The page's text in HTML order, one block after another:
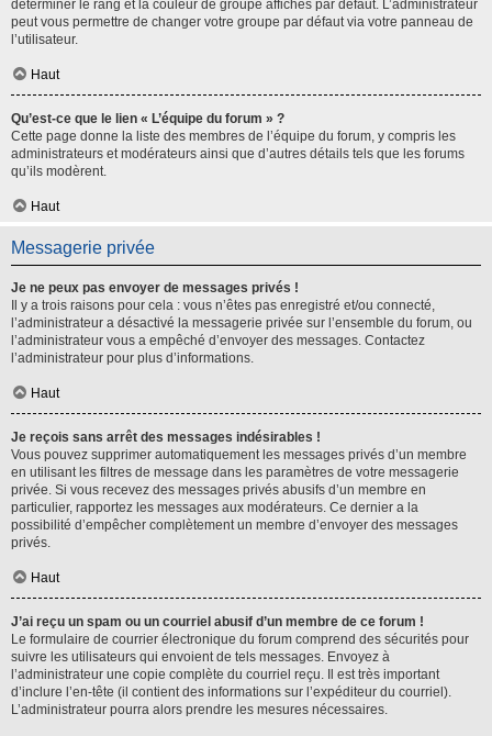
déterminer le rang et la couleur de groupe affichés par défaut. L’administrateur
peut vous permettre de changer votre groupe par défaut via votre panneau de
l’utilisateur.
Haut
Qu’est-ce que le lien « L’équipe du forum » ?
Cette page donne la liste des membres de l’équipe du forum, y compris les
administrateurs et modérateurs ainsi que d’autres détails tels que les forums
qu’ils modèrent.
Haut
Messagerie privée
Je ne peux pas envoyer de messages privés !
Il y a trois raisons pour cela : vous n’êtes pas enregistré et/ou connecté,
l’administrateur a désactivé la messagerie privée sur l’ensemble du forum, ou
l’administrateur vous a empêché d’envoyer des messages. Contactez
l’administrateur pour plus d’informations.
Haut
Je reçois sans arrêt des messages indésirables !
Vous pouvez supprimer automatiquement les messages privés d’un membre
en utilisant les filtres de message dans les paramètres de votre messagerie
privée. Si vous recevez des messages privés abusifs d’un membre en
particulier, rapportez les messages aux modérateurs. Ce dernier a la
possibilité d’empêcher complètement un membre d’envoyer des messages
privés.
Haut
J’ai reçu un spam ou un courriel abusif d’un membre de ce forum !
Le formulaire de courrier électronique du forum comprend des sécurités pour
suivre les utilisateurs qui envoient de tels messages. Envoyez à
l’administrateur une copie complète du courriel reçu. Il est très important
d’inclure l’en-tête (il contient des informations sur l’expéditeur du courriel).
L’administrateur pourra alors prendre les mesures nécessaires.